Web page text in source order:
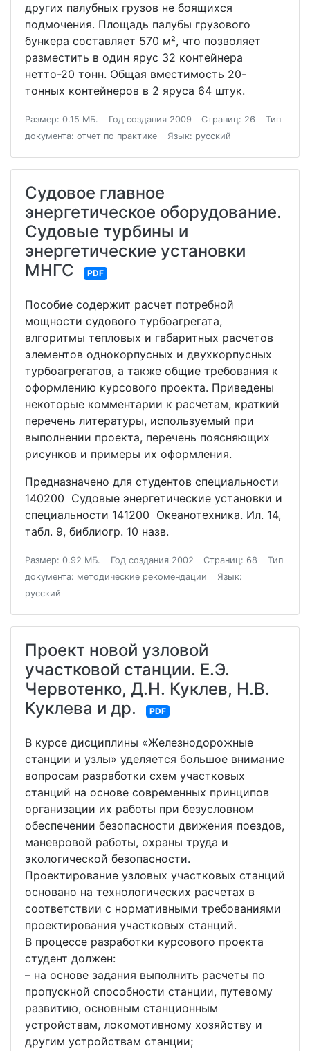
других палубных грузов не боящихся
подмочения. Площадь палубы грузового
бункера составляет 570 м², что позволяет
разместить в один ярус 32 контейнера
нетто-20 тонн. Общая вместимость 20-
тонных контейнеров в 2 яруса 64 штук.
Размер: 0.15 МБ. Год создания 2009 Страниц: 26
Тип
документа: отчет по практике
Язык: русский
Судовое главное
энергетическое оборудование.
Судовые турбины и
энергетические установки
МНГС
PDF
Пособие содержит расчет потребной
мощности судового турбоагрегата,
алгоритмы тепловых и габаритных расчетов
элементов однокорпусных и двухкорпусных
турбоагрегатов, а также общие требования к
оформлению курсового проекта. Приведены
некоторые комментарии к расчетам, краткий
перечень литературы, используемый при
выполнении проекта, перечень поясняющих
рисунков и примеры их оформления.
Предназначено для студентов специальности
140200 Судовые энергетические установки и
специальности 141200 Океанотехника. Ил. 14,
табл. 9, библиогр. 10 назв.
Размер: 0.92 МБ. Год создания 2002 Страниц: 68
Тип
документа: методические рекомендации
Язык:
русский
Проект новой узловой
участковой станции. Е.Э.
Червотенко, Д.Н. Куклев, Н.В.
Куклева и др.
PDF
В курсе дисциплины «Железнодорожные
станции и узлы» уделяется большое внимание
вопросам разработки схем участковых
станций на основе современных принципов
организации их работы при безусловном
обеспечении безопасности движения поездов,
маневровой работы, охраны труда и
экологической безопасности.
Проектирование узловых участковых станций
основано на технологических расчетах в
соответствии с нормативными требованиями
проектирования участковых станций.
В процессе разработки курсового проекта
студент должен:
– на основе задания выполнить расчеты по
пропускной способности станции, путевому
развитию, основным станционным
устройствам, локомотивному хозяйству и
другим устройствам станции;